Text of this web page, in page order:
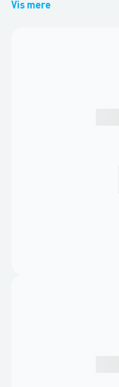
Vis mere